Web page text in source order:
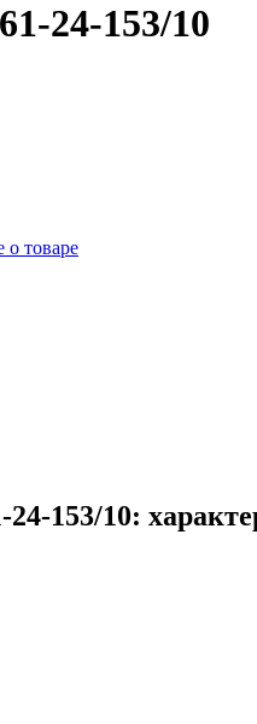
24-153/10
о товаре
153/10: